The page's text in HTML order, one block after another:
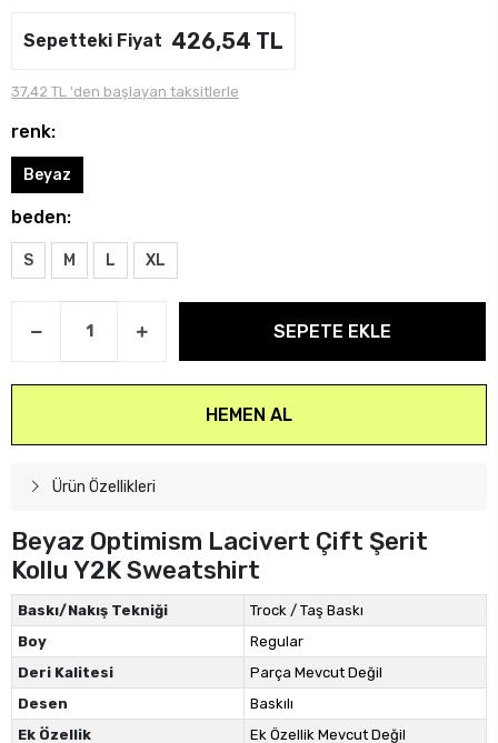
Sepetteki Fiyat 426,54 TL
37,42 TL 'den başlayan taksitlerle
renk:
Beyaz
beden:
S M L XL
SEPETE EKLE
HEMEN AL
Ürün Özellikleri
Beyaz Optimism Lacivert Çift Şerit
Kollu Y2K Sweatshirt
Baskı/Nakış Tekniği
Trock / Taş Baskı
Boy
Regular
Deri Kalitesi
Parça Mevcut Değil
Desen
Baskılı
Ek Özellik
Ek Özellik Mevcut Değil